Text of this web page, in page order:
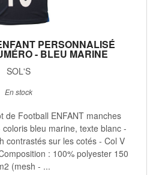
PERSONNALISÉ
- BLEU MARINE
SOL'S
En stock
de Football ENFANT manches
bleu marine, texte blanc -
contrastés sur les cotés - Col V
: 100% polyester 150
(mesh - ...